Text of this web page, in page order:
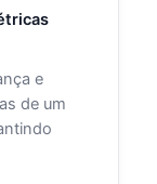
e
de um